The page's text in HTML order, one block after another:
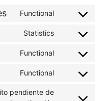
Functional
Consent
service
google-
services
Statistics
Consent
service
google-
Functional
Consent
service
Functional
Consent
service
pendiente de